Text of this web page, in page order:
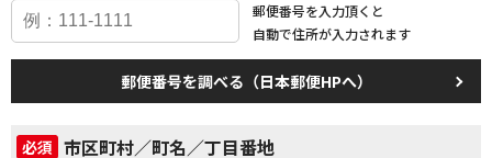
郵便番号を入力頂くと
自動で住所が入力されます
郵便番号を調べる（日本郵便HPへ）
必須 市区町村／町名／丁目番地